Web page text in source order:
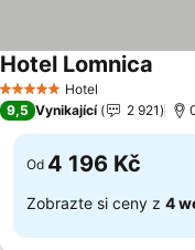
5 Počet hvězdiček
Hotel
Hotel Lomnica
9,5 Vynikající 2 921
Od 4 196 Kč
Zobrazte si ceny z 4